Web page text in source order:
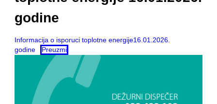
godine
Informacija o isporuci toplotne energije16.01.2026.
godine
Preuzmi